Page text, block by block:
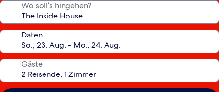
Wo soll’s hingehen?
Daten
Gäste